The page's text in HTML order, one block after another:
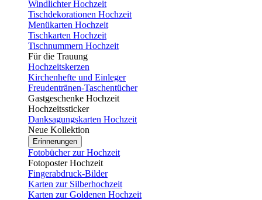
Windlichter Hochzeit
Tischdekorationen Hochzeit
Menükarten Hochzeit
Tischkarten Hochzeit
Tischnummern Hochzeit
Für die Trauung
Hochzeitskerzen
Kirchenhefte und Einleger
Freudentränen-Taschentücher
Gastgeschenke Hochzeit
Hochzeitssticker
Danksagungskarten Hochzeit
Neue Kollektion
Erinnerungen
Fotobücher zur Hochzeit
Fotoposter Hochzeit
Fingerabdruck-Bilder
Karten zur Silberhochzeit
Karten zur Goldenen Hochzeit